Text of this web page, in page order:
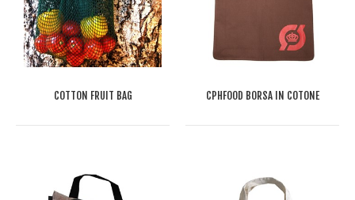
COTTON FRUIT BAG CPHFOOD BORSA IN COTONE